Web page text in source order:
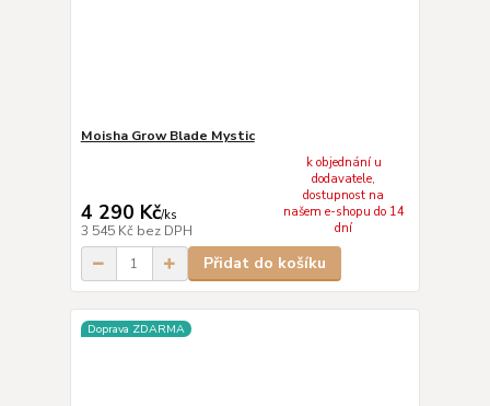
Moisha Grow Blade Mystic
4 290 Kč/ks
3 545 Kč bez DPH
k objednání u
dodavatele,
dostupnost na
našem e-shopu do 14
dní
Přidat do košíku
Doprava ZDARMA